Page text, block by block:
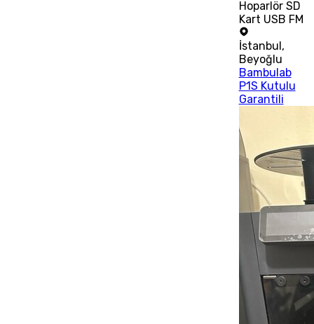
Hoparlör SD
Kart USB FM
İstanbul,
Beyoğlu
Bambulab
P1S Kutulu
Garantili